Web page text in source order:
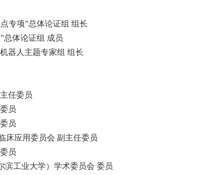
专项”总体论证组 组长
总体论证组 成员
器人主题专家组 组长
任委员
员
员
床应用委员会 副主任委员
员
滨工业大学）学术委员会 委员